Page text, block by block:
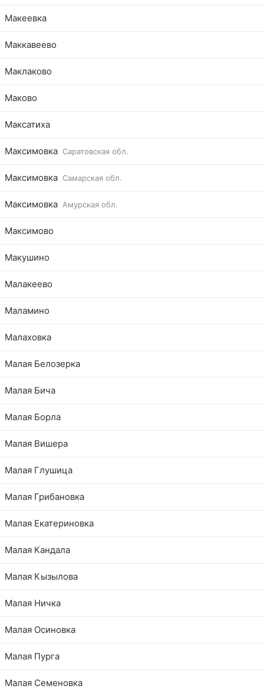
Макеевка
Маккавеево
Маклаково
Маково
Максатиха
Максимовка Саратовская обл.
Максимовка Самарская обл.
Максимовка Амурская обл.
Максимово
Макушино
Малакеево
Маламино
Малаховка
Малая Белозерка
Малая Бича
Малая Борла
Малая Вишера
Малая Глушица
Малая Грибановка
Малая Екатериновка
Малая Кандала
Малая Кызылова
Малая Ничка
Малая Осиновка
Малая Пурга
Малая Семеновка